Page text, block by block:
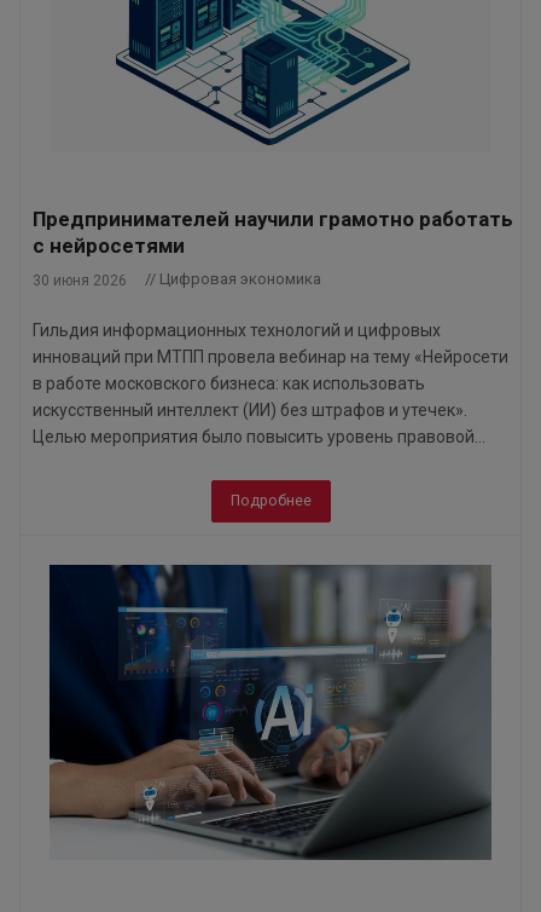
Предпринимателей научили грамотно работать
с нейросетями
30 июня 2026 // Цифровая экономика
Гильдия информационных технологий и цифровых
инноваций при МТПП провела вебинар на тему «Нейросети
в работе московского бизнеса: как использовать
искусственный интеллект (ИИ) без штрафов и утечек».
Целью мероприятия было повысить уровень правовой...
Подробнее